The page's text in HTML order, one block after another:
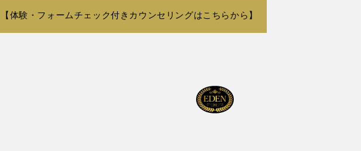
【体験・フォームチェック付きカウンセリングはこちらから】